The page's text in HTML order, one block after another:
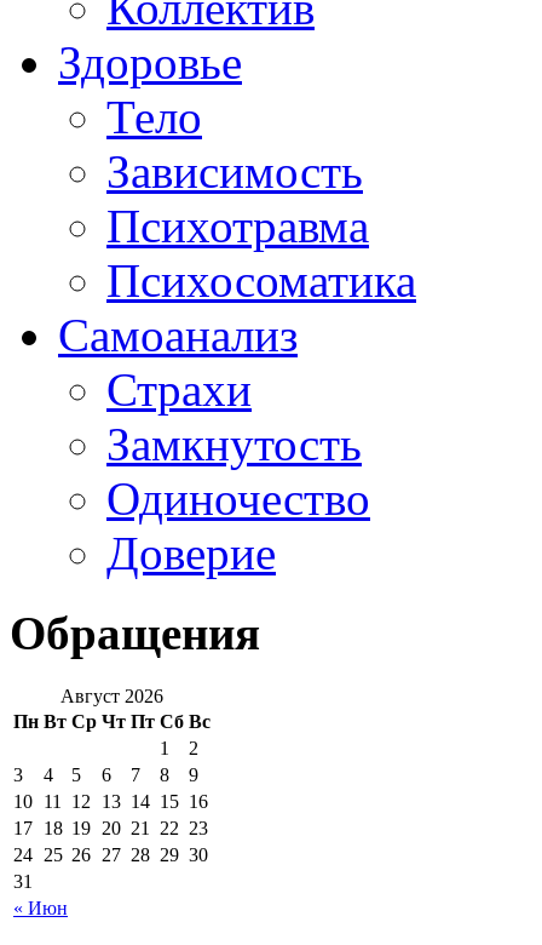
Здоровье
Тело
Зависимость
Психотравма
Психосоматика
Самоанализ
Страхи
Замкнутость
Одиночество
Доверие
Обращения
Август 2026
Пн Вт Ср Чт Пт Сб Вс
« Июн
1
2
3
4 5 6 7 8
9
10 11 12 13 14 15 16
17 18 19 20 21 22 23
24 25 26 27 28 29 30
31